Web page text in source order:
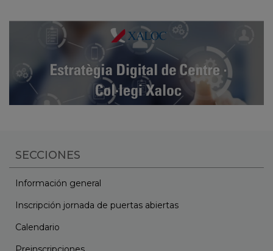
SECCIONES
Información general
Inscripción jornada de puertas abiertas
Calendario